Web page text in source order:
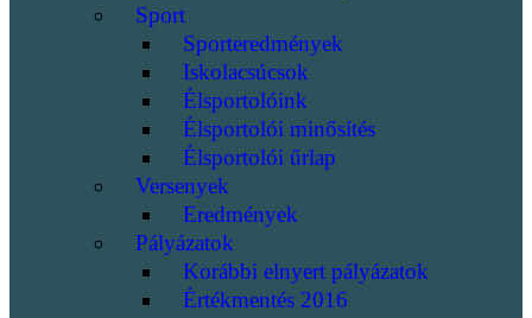
Sport
Sporteredmények
Iskolacsúcsok
Élsportolóink
Élsportolói minősítés
Élsportolói űrlap
Versenyek
Eredmények
Pályázatok
Korábbi elnyert pályázatok
Értékmentés 2016